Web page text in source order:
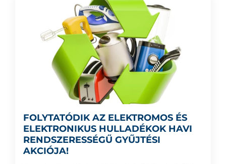
FOLYTATÓDIK AZ ELEKTROMOS ÉS
ELEKTRONIKUS HULLADÉKOK HAVI
RENDSZERESSÉGŰ GYŰJTÉSI
AKCIÓJA!